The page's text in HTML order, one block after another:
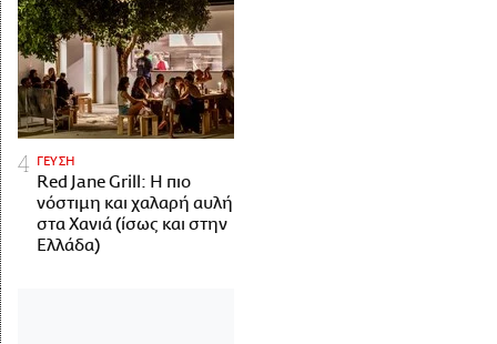
ΓΕΥΣΗ
Red Jane Grill: Η πιο
νόστιμη και χαλαρή αυλή
στα Χανιά (ίσως και στην
Ελλάδα)